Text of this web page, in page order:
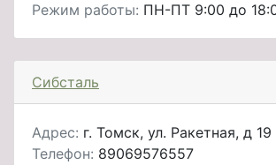
Режим работы: ПН-ПТ 9:00 до
Сибсталь
Адрес: г. Томск, ул. Ракетная, д 19
Телефон: 89069576557